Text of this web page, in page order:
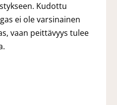
Kudottu
ei ole varsinainen
vaan peittävyys tulee